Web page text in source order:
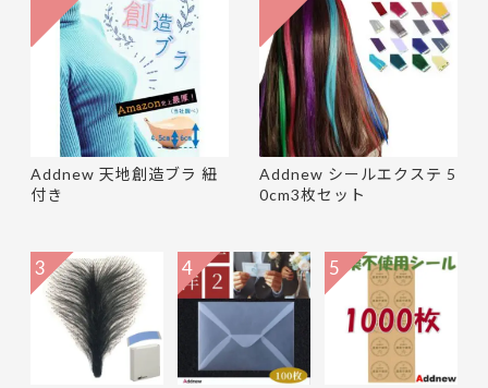
Addnew 天地創造ブラ 紐
付き
Addnew シールエクステ 5
0cm3枚セット
3 4 5